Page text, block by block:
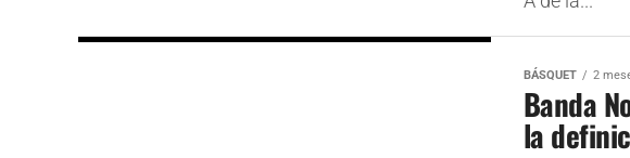
BÁSQUET 2
Banda
la